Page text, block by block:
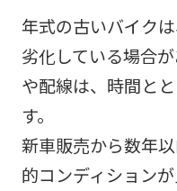
年式の古いバイク
劣化している場合
や配線は、時間と
す。
新車販売から数年
的コンディション